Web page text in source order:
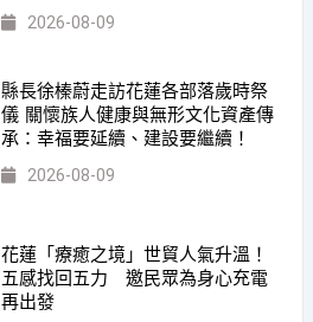
2026-08-09
縣長徐榛蔚走訪花蓮各部落歲時祭
儀 關懷族人健康與無形文化資產傳
承：幸福要延續、建設要繼續！
2026-08-09
花蓮「療癒之境」世貿人氣升溫！
五感找回五力 邀民眾為身心充電
再出發